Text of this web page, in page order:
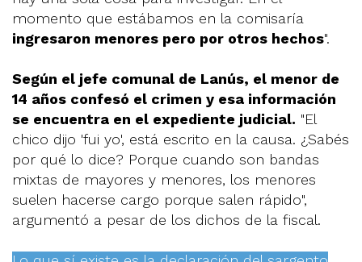
momento que estábamos en la comisaría
ingresaron menores pero por otros hechos".
Según el jefe comunal de Lanús, el menor de
14 años confesó el crimen y esa información
se encuentra en el expediente judicial. "El
chico dijo 'fui yo', está escrito en la causa. ¿Sabés
por qué lo dice? Porque cuando son bandas
mixtas de mayores y menores, los menores
suelen hacerse cargo porque salen rápido",
argumentó a pesar de los dichos de la fiscal.